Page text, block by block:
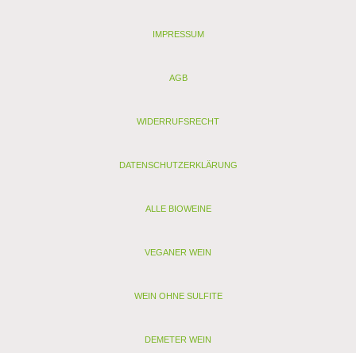
IMPRESSUM
AGB
WIDERRUFSRECHT
DATENSCHUTZERKLÄRUNG
ALLE BIOWEINE
VEGANER WEIN
WEIN OHNE SULFITE
DEMETER WEIN